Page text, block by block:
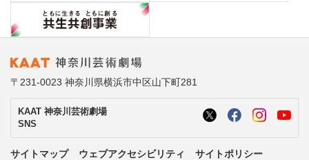
〒231-0023 神奈川県横浜市中区山下町281
KAAT 神奈川芸術劇場
SNS
サイトマップ ウェブアクセシビリティ
サイトポリシー